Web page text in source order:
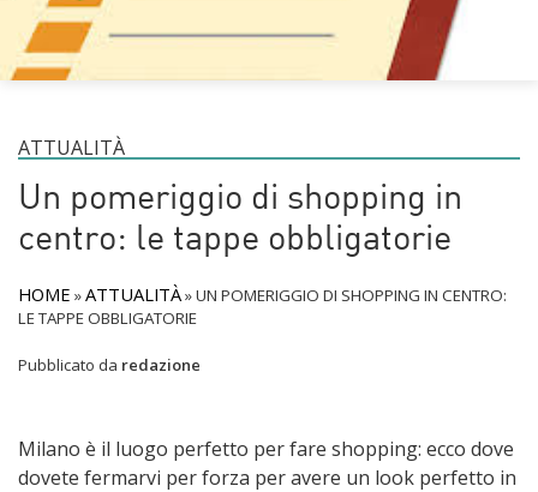
ATTUALITÀ
Un pomeriggio di shopping in
centro: le tappe obbligatorie
HOME »ATTUALITÀ»UN POMERIGGIO DI SHOPPING IN CENTRO:
LE TAPPE OBBLIGATORIE
Pubblicato da redazione
Milano è il luogo perfetto per fare shopping: ecco dove
dovete fermarvi per forza per avere un look perfetto in